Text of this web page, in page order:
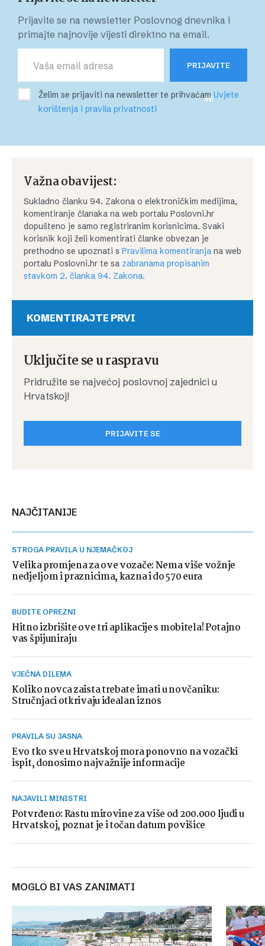
Prijavite se na newsletter Poslovnog dnevnika i
primajte najnovije vijesti direktno na email.
PRIJAVITE
SE
Želim se prijaviti na newsletter te prihvaćamUvjete
korištenja i pravila privatnosti
Važna obavijest:
Sukladno članku 94. Zakona o elektroničkim medijima,
komentiranje članaka na web portalu Poslovni.hr
dopušteno je samo registriranim korisnicima. Svaki
korisnik koji želi komentirati članke obvezan je
prethodno se upoznati s Pravilima komentiranja na web
portalu Poslovni.hr te sa zabranama propisanim
stavkom 2. članka 94. Zakona.
KOMENTIRAJTE PRVI
Uključite se u raspravu
Pridružite se najvećoj poslovnoj zajednici u
Hrvatskoj!
PRIJAVITE SE
NAJČITANIJE
STROGA PRAVILA U NJEMAČKOJ
Velika promjena za ove vozače: Nema više vožnje
nedjeljom i praznicima, kazna i do 570 eura
BUDITE OPREZNI
Hitno izbrišite ove tri aplikacije s mobitela! Potajno
vas špijuniraju
VJEČNA DILEMA
Koliko novca zaista trebate imati u novčaniku:
Stručnjaci otkrivaju idealan iznos
PRAVILA SU JASNA
Evo tko sve u Hrvatskoj mora ponovno na vozački
ispit, donosimo najvažnije informacije
NAJAVILI MINISTRI
Potvrđeno: Rastu mirovine za više od 200.000 ljudi u
Hrvatskoj, poznat je i točan datum povišice
MOGLO BI VAS ZANIMATI